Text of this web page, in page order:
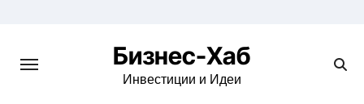
content
Бизнес-Хаб
Инвестиции и Идеи